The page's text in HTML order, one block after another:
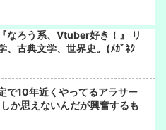
なろう系、Vtuber好き！』 リ
、古典文学、世界史。(ﾒｶﾞﾈｸ
で10年近くやってるアラサー
か思えないんだが興奮するも